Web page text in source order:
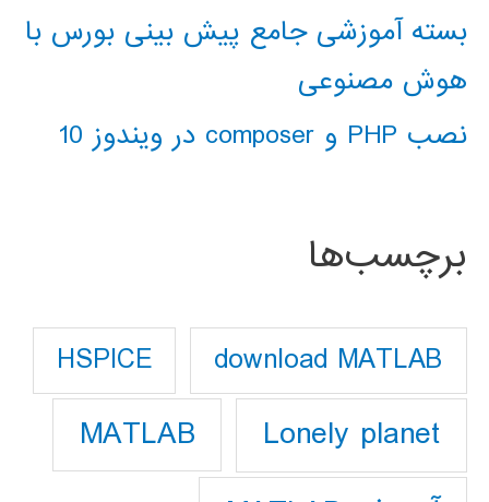
بسته آموزشی جامع پیش بینی بورس با
هوش مصنوعی
نصب PHP و composer در ویندوز 10
برچسب‌ها
download MATLAB
HSPICE
Lonely planet
MATLAB